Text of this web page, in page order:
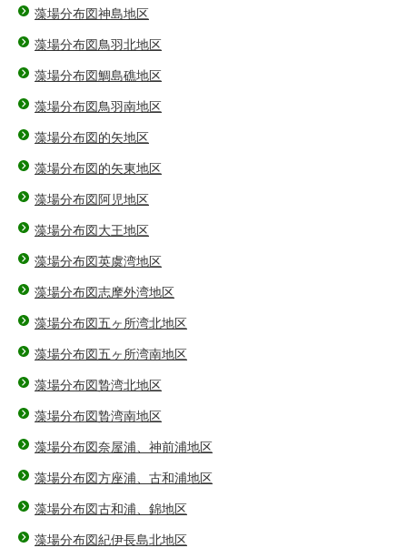
藻場分布図神島地区
藻場分布図鳥羽北地区
藻場分布図鯛島礁地区
藻場分布図鳥羽南地区
藻場分布図的矢地区
藻場分布図的矢東地区
藻場分布図阿児地区
藻場分布図大王地区
藻場分布図英虞湾地区
藻場分布図志摩外湾地区
藻場分布図五ヶ所湾北地区
藻場分布図五ヶ所湾南地区
藻場分布図贄湾北地区
藻場分布図贄湾南地区
藻場分布図奈屋浦、神前浦地区
藻場分布図方座浦、古和浦地区
藻場分布図古和浦、錦地区
藻場分布図紀伊長島北地区